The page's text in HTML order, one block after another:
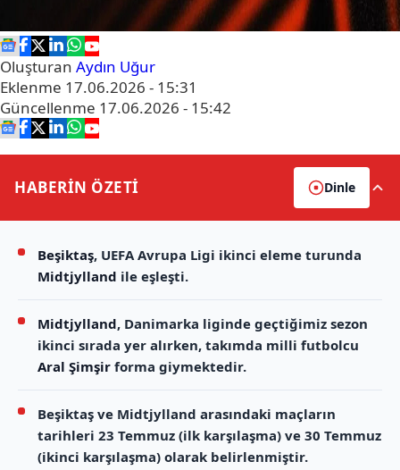
Oluşturan Aydın Uğur
Eklenme 17.06.2026 - 15:31
Güncellenme 17.06.2026 - 15:42
HABERİN ÖZETİ Dinle
Beşiktaş, UEFA Avrupa Ligi ikinci eleme turunda
Midtjylland ile eşleşti.
Midtjylland, Danimarka liginde geçtiğimiz sezon
ikinci sırada yer alırken, takımda milli futbolcu
Aral Şimşir forma giymektedir.
Beşiktaş ve Midtjylland arasındaki maçların
tarihleri 23 Temmuz (ilk karşılaşma) ve 30 Temmuz
(ikinci karşılaşma) olarak belirlenmiştir.